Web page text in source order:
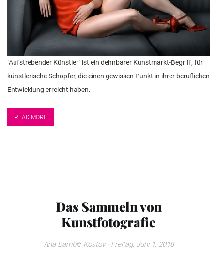
"Aufstrebender Künstler" ist ein dehnbarer Kunstmarkt-Begriff, für
künstlerische Schöpfer, die einen gewissen Punkt in ihrer beruflichen
Entwicklung erreicht haben.
READ MORE
Das Sammeln von
Kunstfotografie
Ana Bambić Kostov· Freitag, Juni 1, 2018